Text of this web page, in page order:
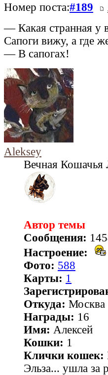
Номер поста:#189
— Какая странная у
Сапоги вижу, а где
— В сапогах!
Aleksey
Вечная Кошачья
Автор темы
Сообщения:
Настроение:
Фото: 588
Карты: 1
Откуда: Москва
Награды: 16
Имя: Алексей
Кошки: 1
Клички кошек:
Эльза... ушла за